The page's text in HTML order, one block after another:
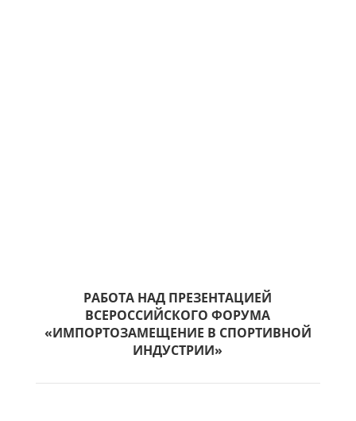
РАБОТА НАД ПРЕЗЕНТАЦИЕЙ
ВСЕРОССИЙСКОГО ФОРУМА
«ИМПОРТОЗАМЕЩЕНИЕ В СПОРТИВНОЙ
ИНДУСТРИИ»